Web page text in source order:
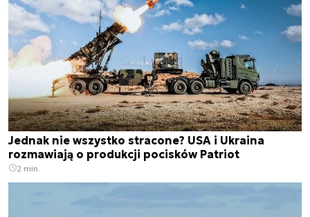
Jednak nie wszystko stracone? USA i Ukraina
rozmawiają o produkcji pocisków Patriot
2 min.